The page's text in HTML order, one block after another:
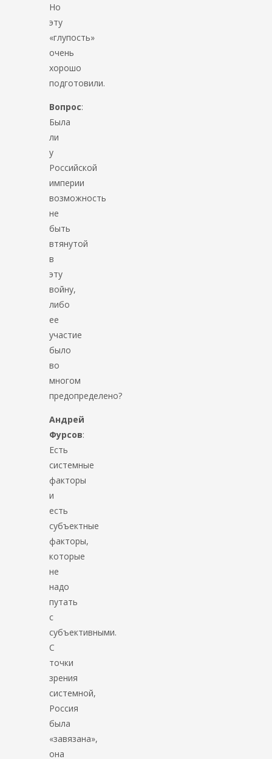
Но
эту
«глупость»
очень
хорошо
подготовили.
Вопрос:
Была
ли
у
Российской
империи
возможность
не
быть
втянутой
в
эту
войну,
либо
ее
участие
было
во
многом
предопределено?
Андрей
Фурсов:
Есть
системные
факторы
и
есть
субъектные
факторы,
которые
не
надо
путать
с
субъективными.
С
точки
зрения
системной,
Россия
была
«завязана»,
она